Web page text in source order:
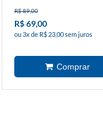
R$ 89,00
R$ 69,00
ou 3x de R$ 23,00 sem juros